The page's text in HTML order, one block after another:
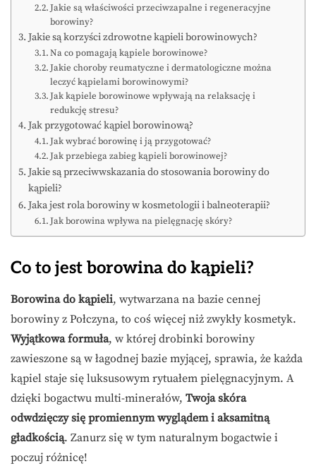
Jakie są właściwości przeciwzapalne i regeneracyjne
borowiny?
Jakie są korzyści zdrowotne kąpieli borowinowych?
Na co pomagają kąpiele borowinowe?
Jakie choroby reumatyczne i dermatologiczne można
leczyć kąpielami borowinowymi?
Jak kąpiele borowinowe wpływają na relaksację i
redukcję stresu?
Jak przygotować kąpiel borowinową?
Jak wybrać borowinę i ją przygotować?
Jak przebiega zabieg kąpieli borowinowej?
Jakie są przeciwwskazania do stosowania borowiny do
kąpieli?
Jaka jest rola borowiny w kosmetologii i balneoterapii?
Jak borowina wpływa na pielęgnację skóry?
Co to jest borowina do kąpieli?
Borowina do kąpieli, wytwarzana na bazie cennej
borowiny z Połczyna, to coś więcej niż zwykły kosmetyk.
Wyjątkowa formuła, w której drobinki borowiny
zawieszone są w łagodnej bazie myjącej, sprawia, że każda
kąpiel staje się luksusowym rytuałem pielęgnacyjnym. A
dzięki bogactwu multi-minerałów, Twoja skóra
odwdzięczy się promiennym wyglądem i aksamitną
gładkością. Zanurz się w tym naturalnym bogactwie i
poczuj różnicę!